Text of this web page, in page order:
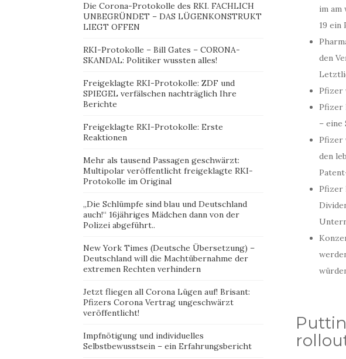
im
19 ein
den
Pfizer
Pfizer
–
Pfizer
den
Pfizer
Die Corona-Protokolle des RKI. FACHLICH
UNBEGRÜNDET – DAS LÜGENKONSTRUKT
LIEGT OFFEN
RKI-Protokolle – Bill Gates – CORONA-
SKANDAL: Politiker wussten alles!
Freigeklagte RKI-Protokolle: ZDF und
SPIEGEL verfälschen nachträglich Ihre
Berichte
Freigeklagte RKI-Protokolle: Erste
Reaktionen
Mehr als tausend Passagen geschwärzt:
Multipolar veröffentlicht freigeklagte RKI-
Protokolle im Original
„Die Schlümpfe sind blau und Deutschland
auch!“ 16jähriges Mädchen dann von der
Polizei abgeführt..
New York Times (Deutsche Übersetzung) –
Deutschland will die Machtübernahme der
extremen Rechten verhindern
Jetzt fliegen all Corona Lügen auf! Brisant:
Pfizers Corona Vertrag ungeschwärzt
veröffentlicht!
Impfnötigung und individuelles
Selbstbewusstsein – ein Erfahrungsbericht